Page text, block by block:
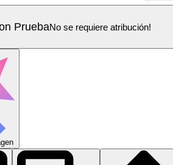
PruebaNo se requiere atribución!